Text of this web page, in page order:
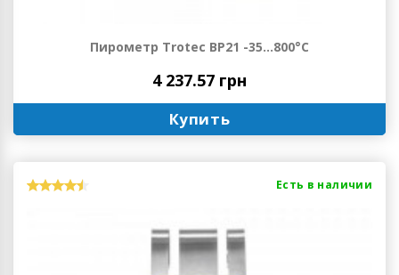
Пирометр Trotec BP21 -35...800°C
4 237.57 грн
Купить
Есть в наличии